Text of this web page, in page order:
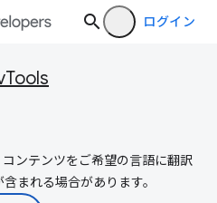
ログイン
ンテンツをご希望の言語に翻訳
まれる場合があります。